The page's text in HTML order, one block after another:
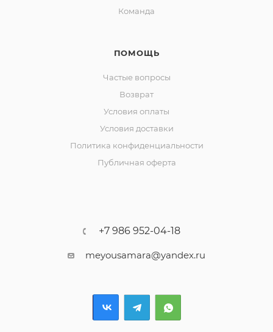
Команда
ПОМОЩЬ
Частые вопросы
Возврат
Условия оплаты
Условия доставки
Политика конфиденциальности
Публичная оферта
+7 986 952-04-18
meyousamara@yandex.ru